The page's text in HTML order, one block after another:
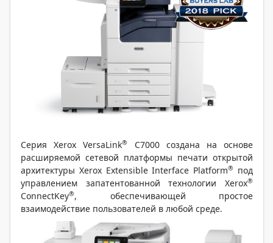
Серия Xerox VersaLink®
C7000 создана на основе
расширяемой сетевой платформы печати открытой
архитектуры Xerox Extensible Interface Platform® под
управлением запатентованной технологии Xerox®
ConnectKey®, обеспечивающей простое
взаимодействие пользователей в любой среде.